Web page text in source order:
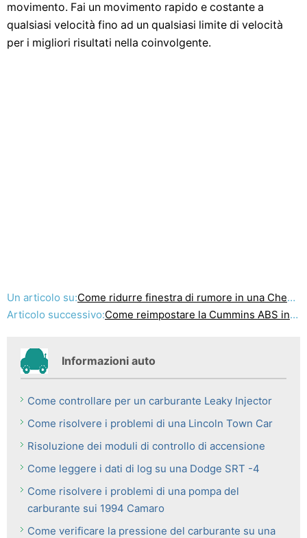
movimento. Fai un movimento rapido e costante a
qualsiasi velocità fino ad un qualsiasi limite di velocità
per i migliori risultati nella coinvolgente.
Un articolo su:Come ridurre finestra di rumore in una Chevy Suburban
Articolo successivo:Come reimpostare la Cummins ABS in un
Informazioni auto
Come controllare per un carburante Leaky Injector
Come risolvere i problemi di una Lincoln Town Car
Risoluzione dei moduli di controllo di accensione
Come leggere i dati di log su una Dodge SRT -4
Come risolvere i problemi di una pompa del
carburante sui 1994 Camaro
Come verificare la pressione del carburante su una